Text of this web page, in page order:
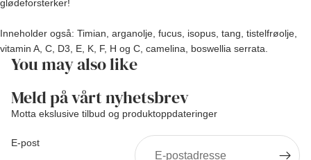
glødeforsterker!
Inneholder også: Timian, arganolje, fucus, isopus, tang, tistelfrøolje,
vitamin A, C, D3, E, K, F, H og C, camelina, boswellia serrata.
You may also like
Meld på vårt nyhetsbrev
Motta ekslusive tilbud og produktoppdateringer
E-post
Personvernerklæring
Retningslinjer for angrerett